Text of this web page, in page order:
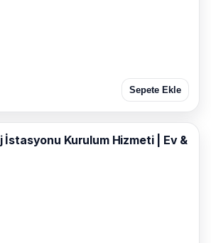
Sepete Ekle
İstasyonu Kurulum Hizmeti | Ev &